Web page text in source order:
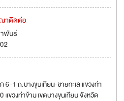
ณาติดต่อ
พันธ์
6-1 ถ.บางขุนเทียน-ชายทะเล แขวงท่า
ขวงท่าข้าม เขตบางขุนเทียน จังหวัด